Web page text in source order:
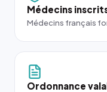
Médecins
Médecins français
Ordonnance